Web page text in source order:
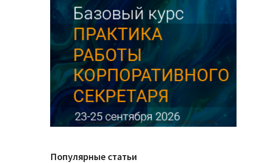
Реклама Ассоциации "НОКС", ИНН 7709980401, ERID:2SDnjdY5NTb
Популярные статьи